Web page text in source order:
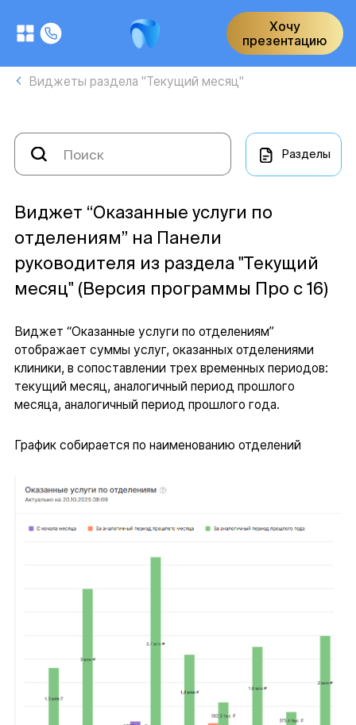
Хочу
презентацию
Виджеты раздела "Текущий месяц"
Разделы
Виджет “Оказанные услуги по
отделениям” на Панели
руководителя из раздела "Текущий
месяц" (Версия программы Про с 16)
Виджет “Оказанные услуги по отделениям”
отображает суммы услуг, оказанных отделениями
клиники, в сопоставлении трех временных периодов:
текущий месяц, аналогичный период прошлого
месяца, аналогичный период прошлого года.
График собирается по наименованию отделений